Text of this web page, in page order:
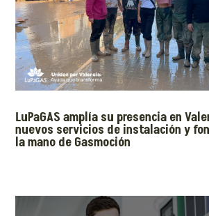
LuPaGAS amplía su presencia en
nuevos servicios de instalación y
la mano de Gasmoción